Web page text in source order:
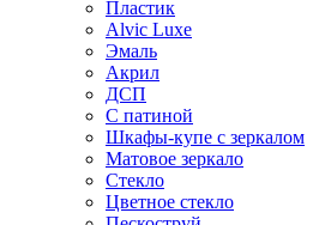
Пластик
Alvic Luxe
Эмаль
Акрил
ДСП
С патиной
Шкафы-купе с зеркалом
Матовое зеркало
Стекло
Цветное стекло